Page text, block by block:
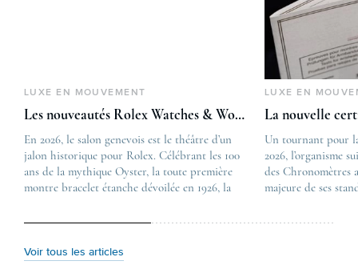
Voir tous les articles
LUXE EN MOUVEMENT
Les nouveautés Rolex Watches & Wonders 2026
En 2026, le salon genevois est le théâtre d’un
jalon historique pour Rolex. Célébrant les 100
ans de la mythique Oyster, la toute première
montre bracelet étanche dévoilée en 1926, la
métallurgique à la réinterprétation esthétique
The post
Les nouveautés
first appeared on
Lovetime
LUXE EN
La nouvelle
Un tournant pour
2026, l’organisme
des Chronomètres
majeure de ses